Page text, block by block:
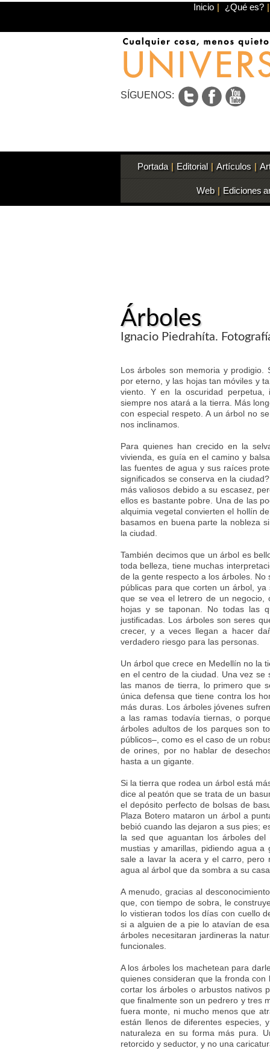
Inicio | ¿Qué es? |
SÍGUENOS:
Portada | Editorial | Artículos |
Web | Ediciones
Árboles
Ignacio Piedrahíta.
Los árboles son memoria y
por eterno, y las hojas tan móviles y
viento. Y en la oscuridad
siempre nos atará a la tierra. Más
con especial respeto. A un árbol no
nos inclinamos.
Para quienes han crecido en la
vivienda, es guía en el camino y
las fuentes de agua y sus raíces
significados se conserva en la
más valiosos debido a su escasez,
ellos es bastante pobre. Una de las
alquimia vegetal convierten el hollín
basamos en buena parte la nobleza
la ciudad.
También decimos que un árbol es
toda belleza, tiene muchas
de la gente respecto a los árboles.
públicas para que corten un árbol,
que se vea el letrero de un negocio,
hojas y se taponan. No todas las
justificadas. Los árboles son seres
crecer, y a veces llegan a hacer
verdadero riesgo para las personas.
Un árbol que crece en Medellín no la
en el centro de la ciudad. Una vez se
las manos de tierra, lo primero que
única defensa que tiene contra los
más duras. Los árboles jóvenes
a las ramas todavía tiernas, o
árboles adultos de los parques son
públicos–, como es el caso de un
de orines, por no hablar de
hasta a un gigante.
Si la tierra que rodea un árbol está
dice al peatón que se trata de un
el depósito perfecto de bolsas de
Plaza Botero mataron un árbol a
bebió cuando las dejaron a sus pies;
la sed que aguantan los árboles
mustias y amarillas, pidiendo agua
sale a lavar la acera y el carro, pero
agua al árbol que da sombra a su
A menudo, gracias al
que, con tiempo de sobra, le
lo vistieran todos los días con cuello
si a alguien de a pie lo atavían de
árboles necesitaran jardineras la
funcionales.
A los árboles los machetean para
quienes consideran que la fronda
cortar los árboles o arbustos nativos
que finalmente son un pedrero y tres
fuera monte, ni mucho menos que
están llenos de diferentes especies,
naturaleza en su forma más pura.
retorcido y seductor, y no una